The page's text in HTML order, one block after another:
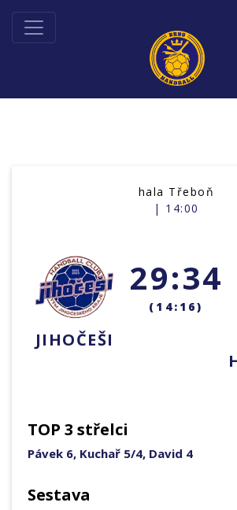
hala Třeboň
| 14:00
JIHOČEŠI
29:34
(14:16)
TOP 3 střelci
Pávek 6, Kuchař 5/4, David 4
Sestava